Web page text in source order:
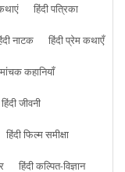
हिंदी पत्रिका
नाटक
हिंदी प्रेम कथाएँ
कहानियाँ
हिंदी जीवनी
हिंदी फिल्म समीक्षा
हिंदी कल्पित-विज्ञान